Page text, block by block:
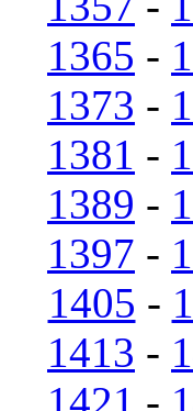
1365 -
1373 -
1381 -
1389 -
1397 -
1405 -
1413 -
1421 -